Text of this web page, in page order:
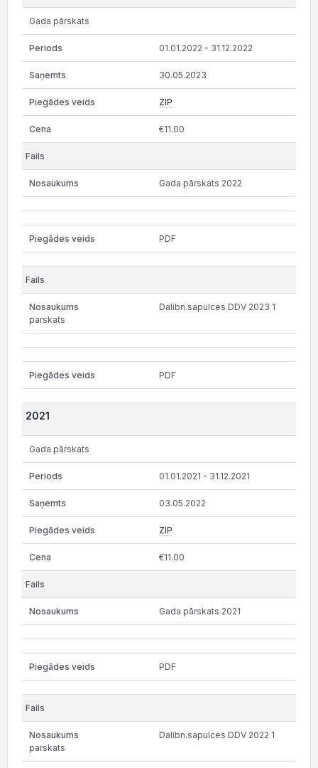
Gada pārskats
01.01.2022 - 31.12.2022
30.05.2023
ZIP
€11.00
Gada pārskats 2022
PDF
Dalibn.sapulces DDV 2023 1
parskats
PDF
2021
Gada pārskats
01.01.2021 - 31.12.2021
03.05.2022
ZIP
€11.00
Gada pārskats 2021
PDF
Dalibn.sapulces DDV 2022 1
parskats